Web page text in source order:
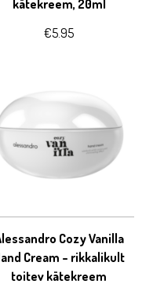
kätekreem, 20ml
€5.95
Cozy Vanilla
Cream – rikkalikult
toitev kätekreem